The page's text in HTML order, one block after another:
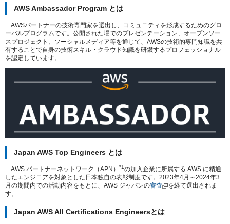
AWS Ambassador Program とは
AWSパートナーの技術専⾨家を選出し、コミュニティを形成するためのグロ
ーバルプログラムです。公開された場でのプレゼンテーション、オープンソー
スプロジェクト、ソーシャルメディア等を通じて、AWSの技術的専⾨知識を共
有することで自身の技術スキル・クラウド知識を研鑽するプロフェッショナル
を認定しています。
Japan AWS Top Engineers とは
AWS パートナーネットワーク（APN） *1の加⼊企業に所属する AWS に精通
したエンジニアを対象とした⽇本独⾃の表彰制度です。2023年4月～2024年3
月の期間内での活動内容をもとに、AWS ジャパンの審査
を経て選出されま
す。
Japan AWS All Certifications Engineersとは